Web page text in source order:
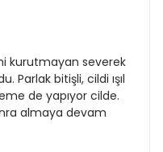
kurutmayan severek
Parlak bitişli, cildi ışıl
de yapıyor cilde.
almaya devam